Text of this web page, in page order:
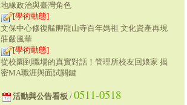
地緣政治與臺灣角色
[學術動態]
文保中心修復艋舺龍山寺百年媽祖 文化資產再現
莊嚴風華
[學術動態]
從校園到職場的真實對話！管理所校友回娘家 揭
密MA職涯與面試關鍵
活動與公告看板 / 0511-0518